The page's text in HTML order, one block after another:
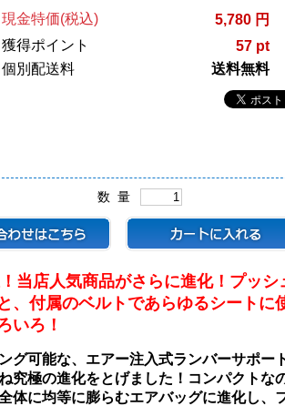
現金特価(税込)
5,780 円
獲得ポイント
57 pt
個別配送料
送料無料
数 量
当店人気商品がさらに進化！プッシ
、付属のベルトであらゆるシートに
いろ！
グ可能な、エアー注入式ランバーサポート
究極の進化をとげました！コンパクトな
体に均等に膨らむエアバッグに進化し、